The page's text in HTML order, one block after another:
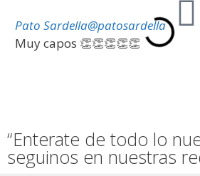
Pato Sardella@patosardella
Muy capos 👏👏👏👏👏
“Enterate de todo lo
seguinos en nuestras